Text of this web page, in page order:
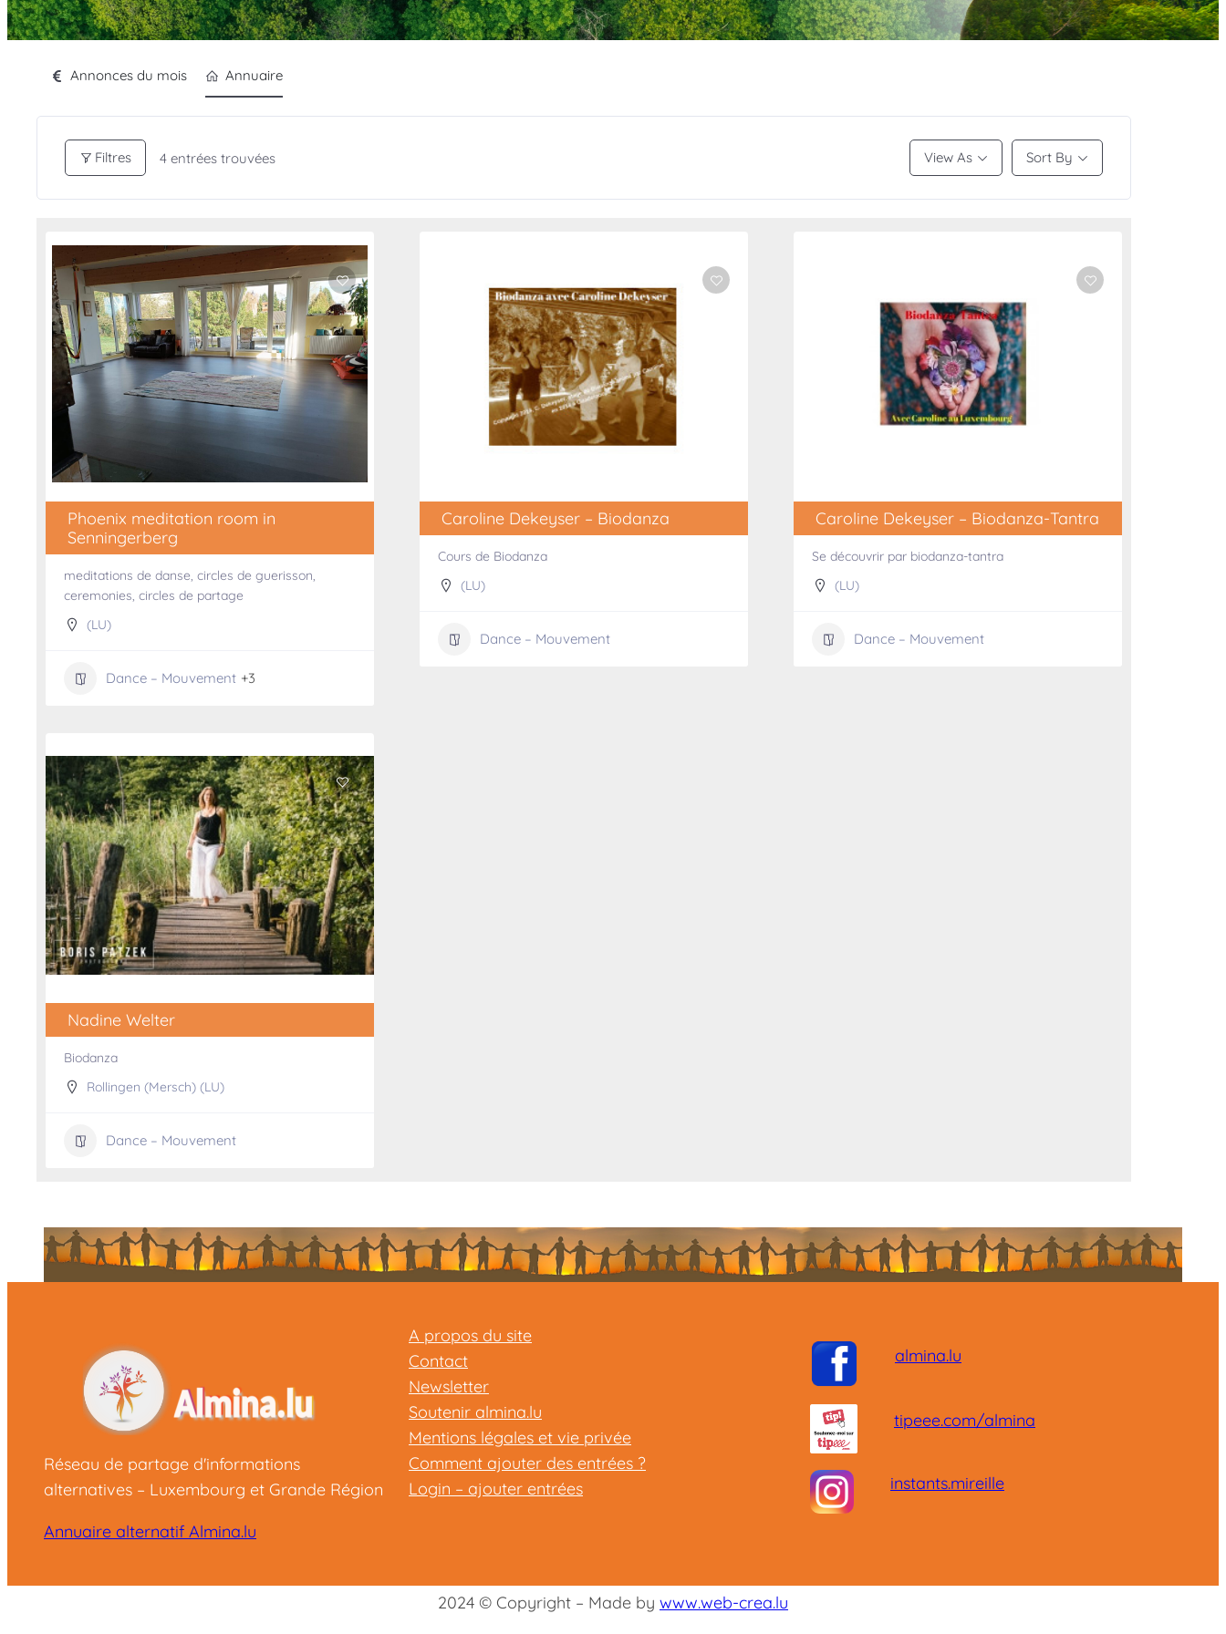
Annonces du mois Annuaire
Filtres 4 entrées trouvées View As Sort By
Phoenix meditation room in
Senningerberg
meditations de danse, circles de guerisson,
ceremonies, circles de partage
(LU)
Dance – Mouvement +3
Caroline Dekeyser – Biodanza
Cours de Biodanza
(LU)
Dance – Mouvement
Caroline Dekeyser – Biodanza-Tantra
Se découvrir par biodanza-tantra
(LU)
Dance – Mouvement
Nadine Welter
Biodanza
Rollingen (Mersch) (LU)
Dance – Mouvement
Réseau de partage d'informations
alternatives – Luxembourg et Grande Région
Annuaire alternatif Almina.lu
A propos du site
Contact
Newsletter
Soutenir almina.lu
Mentions légales et vie privée
Comment ajouter des entrées ?
Login – ajouter entrées
almina.lu
tipeee.com/almina
instants.mireille
2024 © Copyright – Made by www.web-crea.lu